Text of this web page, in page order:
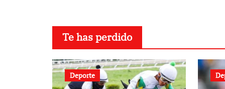
Te has perdido
Deporte